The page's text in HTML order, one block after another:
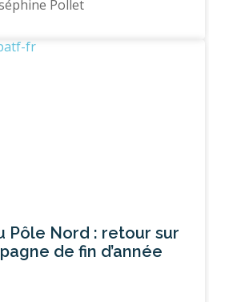
Pollet
Pôle Nord : retour sur
de fin d’année